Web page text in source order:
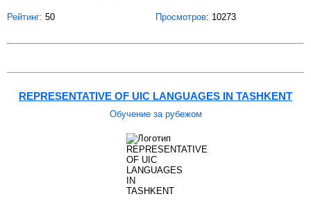
Рейтинг: 50 Просмотров: 10273
REPRESENTATIVE OF UIC LANGUAGES IN TASHKENT
Обучение за рубежом